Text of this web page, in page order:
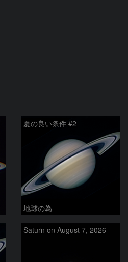
夏の良い条件 #2
地球の為
Saturn on August 7, 2026